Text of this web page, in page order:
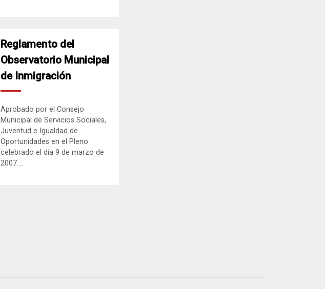
Reglamento del
Observatorio Municipal
de Inmigración
Aprobado por el Consejo
Municipal de Servicios Sociales,
Juventud e Igualdad de
Oportunidades en el Pleno
celebrado el día 9 de marzo de
2007....